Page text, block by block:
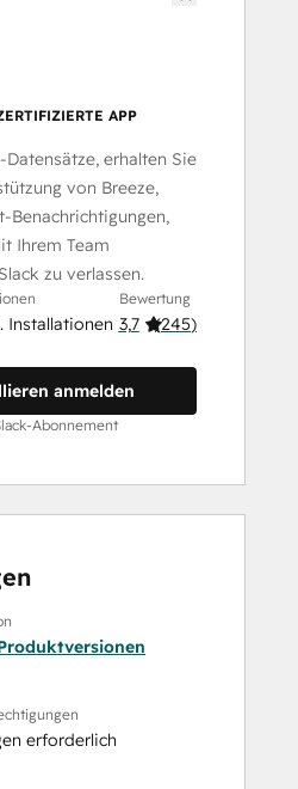
APP
Datensätze, erhalten Sie
von Breeze,
Benachrichtigungen,
Ihrem Team
zu verlassen.
Installationen
Bewertung
3,7 (245)
anmelden
Abonnement
erforderlich